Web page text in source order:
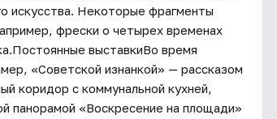
искусства. Некоторые фрагменты
фрески о четырех временах
выставкиВо время
«Советской изнанкой» — рассказом
коридор с коммунальной кухней,
панорамой «Воскресение на площади»